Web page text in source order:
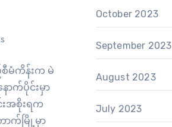
မံကိန်းက မဲ
ာက်ပိုင်းမှာ
းအစိုးရက
ာက်မြို့မှာ
October 2023
September 2023
August 2023
July 2023